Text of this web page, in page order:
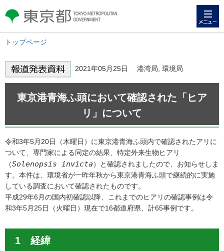
東京都 TOKYO METROPOLITAN
GOVERNMENT
トップページ
2021年05月25日 港湾局, 環境局
東京港青海ふ頭において確認された「ヒア
リ」について
令和3年5月20日（木曜日）に東京港青海ふ頭内で確認されたアリに
ついて、専門家による同定の結果、特定外来生物ヒアリ
（Solenopsis invicta）と確認されましたので、お知らせしま
す。本件は、環境省が一昨年秋から東京港青海ふ頭で継続的に実施
している調査において確認されたものです。
平成29年6月の国内初確認以降、これまでのヒアリの確認事例は令
和3年5月25日（火曜日）現在で16都道府県、計65事例です。
1 経緯